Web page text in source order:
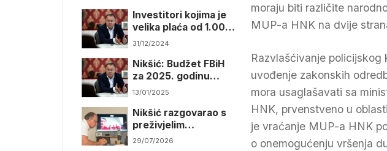
Investitori kojima je
velika plaća od 1.000
KM ne trebaju nam ni
31/12/2024
Nikšić: Budžet FBiH
za 2025. godinu
stiže do kraja
13/01/2025
Nikšić razgovarao s
preživjelim
planinarima i
29/07/2026
moraju biti različite
MUP-a HNK na dvije
Razvlašćivanje policijskog
uvođenje zakonskih
mora usaglašavati sa
HNK, prvenstveno u
je vraćanje MUP-a HNK
o onemogućenju vršenja